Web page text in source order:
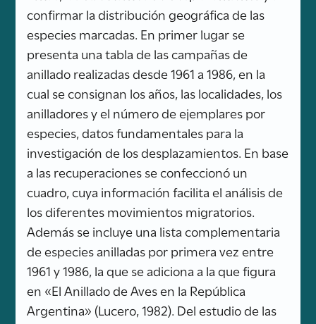
confirmar la distribución geográfica de las
especies marcadas. En primer lugar se
presenta una tabla de las campañas de
anillado realizadas desde 1961 a 1986, en la
cual se consignan los años, las localidades, los
anilladores y el número de ejemplares por
especies, datos fundamentales para la
investigación de los desplazamientos. En base
a las recuperaciones se confeccionó un
cuadro, cuya información facilita el análisis de
los diferentes movimientos migratorios.
Además se incluye una lista complementaria
de especies anilladas por primera vez entre
1961 y 1986, la que se adiciona a la que figura
en «El Anillado de Aves en la República
Argentina» (Lucero, 1982). Del estudio de las